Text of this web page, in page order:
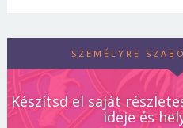
SZEMÉLYRE
Készítsd el saját
ideje és